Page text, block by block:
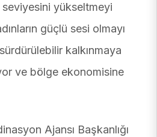
seviyesini yükseltmeyi
güçlü sesi olmayı
kalkınmaya
ve bölge ekonomisine
Ajansı Başkanlığı